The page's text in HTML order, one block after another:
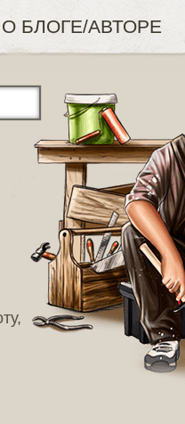
О БЛОГЕ/АВТОРЕ